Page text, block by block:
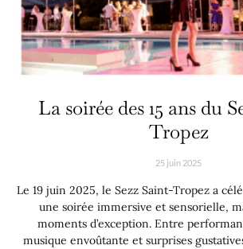
La soirée des 15 ans du
Tropez
25 juin 2025
Le 19 juin 2025, le Sezz Saint-Tropez a
une soirée immersive et sensorielle,
moments d’exception. Entre
musique envoûtante et surprises